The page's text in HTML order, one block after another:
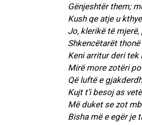
Gënjeshtër them;
Kush qe atje u
Jo, klerikë të
Shkencëtarët
Keni arritur deri tek
Mirë more zotëri
Që luftë e
Kujt t’i besoj as
Më duket se zot
Bisha më e egër je